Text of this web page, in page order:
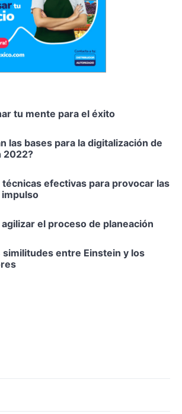
tu mente para el éxito
las bases para la digitalización de
2022?
técnicas efectivas para provocar las
el proceso de planeación
similitudes entre Einstein y los